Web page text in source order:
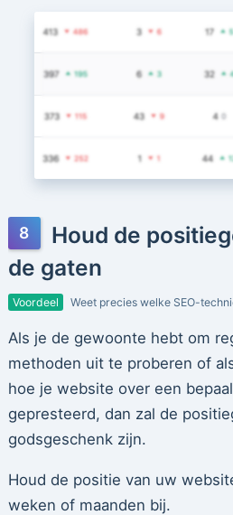
Houd de
de gaten
Voordeel Weet precies welke SEO-
Als je de gewoonte hebt om
methoden uit te proberen of
hoe je website over een
gepresteerd, dan zal de
godsgeschenk zijn.
Houd de positie van uw
weken of maanden bij.